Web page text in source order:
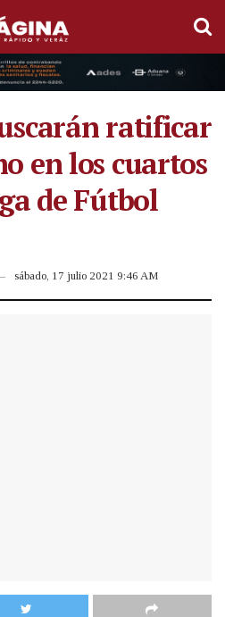
ratificar
en los cuartos
de Fútbol
sábado, 17 julio 2021 9:46 AM